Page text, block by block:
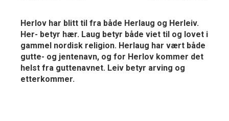
Herlov har blitt til fra både Herlaug og Herleiv.
Her- betyr hær. Laug betyr både viet til og lovet i
gammel nordisk religion. Herlaug har vært både
gutte- og jentenavn, og for Herlov kommer det
helst fra guttenavnet. Leiv betyr arving og
etterkommer.